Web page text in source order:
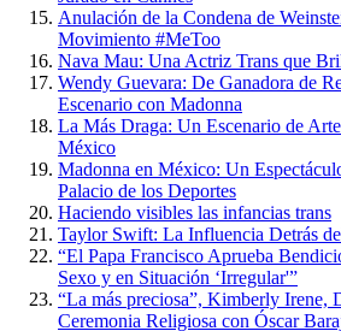
Anulación de la Condena de
Movimiento #MeToo
Nava Mau: Una Actriz Trans que
Wendy Guevara: De Ganadora de
Escenario con Madonna
La Más Draga: Un Escenario de
México
Madonna en México: Un
Palacio de los Deportes
Haciendo visibles las infancias trans
Taylor Swift: La Influencia Detrás
“El Papa Francisco Aprueba
Sexo y en Situación ‘Irregular'”
“La más preciosa”, Kimberly Irene,
Ceremonia Religiosa con Óscar